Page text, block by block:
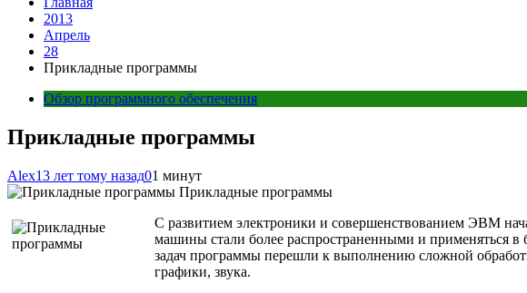
2013
Апрель
28
Прикладные программы
Обзор программного обеспечения
Прикладные программы
Alex13 лет тому назад01 минут
Прикладные программы
С развитием электроники и совершенствованием ЭВМ
машины стали более распространенными и применяться
задач программы перешли к выполнению сложной
графики, звука.